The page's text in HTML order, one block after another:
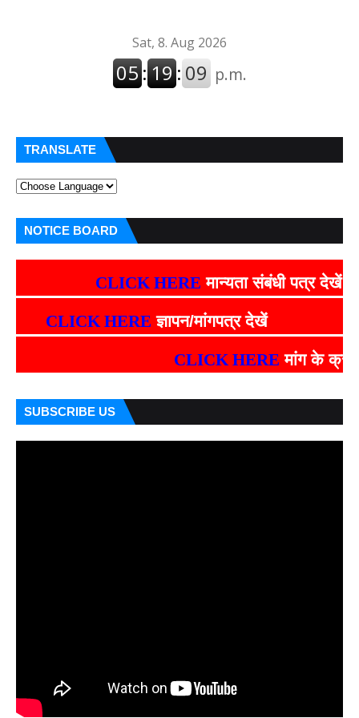
TRANSLATE
NOTICE BOARD
CLICK HEREमान्यता संबंधी पत्र देखें
HERE ज्ञापन/मांगपत्र देखें
CLICK HERE मांग के क्रम में
SUBSCRIBE US